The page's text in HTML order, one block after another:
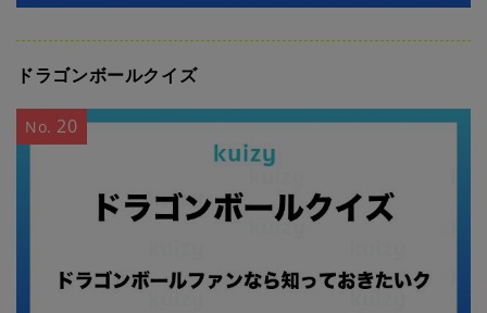
ドラゴンボールクイズ
No. 20